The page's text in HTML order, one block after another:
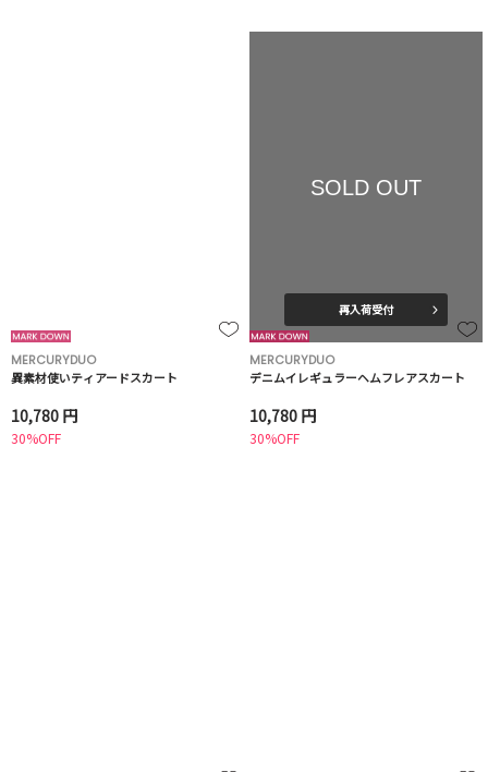
MERCURYDUO
異素材使いティアードスカート
10,780 円
30%OFF
SOLD OUT
再入荷受付
MERCURYDUO
デニムイレギュラーヘムフレアスカート
10,780 円
30%OFF